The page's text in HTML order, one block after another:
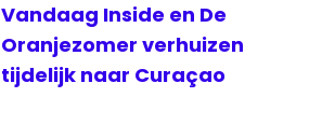
Vandaag Inside en De
Oranjezomer verhuizen
tijdelijk naar Curaçao